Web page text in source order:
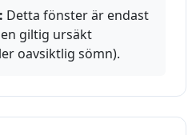
Detta fönster är endast
giltig ursäkt
oavsiktlig sömn).